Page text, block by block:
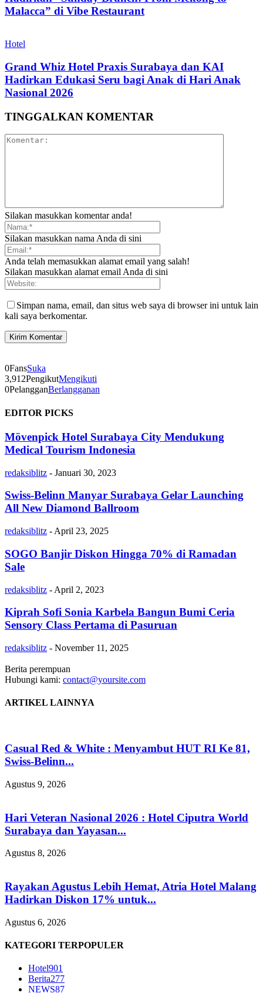
Malacca” di Vibe Restaurant
Hotel
Grand Whiz Hotel Praxis Surabaya dan KAI
Hadirkan Edukasi Seru bagi Anak di Hari Anak
Nasional 2026
TINGGALKAN KOMENTAR
Silakan masukkan komentar anda!
Silakan masukkan nama Anda di sini
Anda telah memasukkan alamat email yang salah!
Silakan masukkan alamat email Anda di sini
Simpan nama, email, dan situs web saya di browser ini untuk lain
kali saya berkomentar.
0FansSuka
3,912PengikutMengikuti
0PelangganBerlangganan
EDITOR PICKS
Mövenpick Hotel Surabaya City Mendukung
Medical Tourism Indonesia
redaksiblitz - Januari 30, 2023
Swiss-Belinn Manyar Surabaya Gelar Launching
All New Diamond Ballroom
redaksiblitz - April 23, 2025
SOGO Banjir Diskon Hingga 70% di Ramadan
Sale
redaksiblitz - April 2, 2023
Kiprah Sofi Sonia Karbela Bangun Bumi Ceria
Sensory Class Pertama di Pasuruan
redaksiblitz - November 11, 2025
Berita perempuan
Hubungi kami: contact@yoursite.com
ARTIKEL LAINNYA
Casual Red & White : Menyambut HUT RI Ke 81,
Swiss-Belinn...
Agustus 9, 2026
Hari Veteran Nasional 2026 : Hotel Ciputra World
Surabaya dan Yayasan...
Agustus 8, 2026
Rayakan Agustus Lebih Hemat, Atria Hotel Malang
Hadirkan Diskon 17% untuk...
Agustus 6, 2026
KATEGORI TERPOPULER
Hotel901
Berita277
NEWS87